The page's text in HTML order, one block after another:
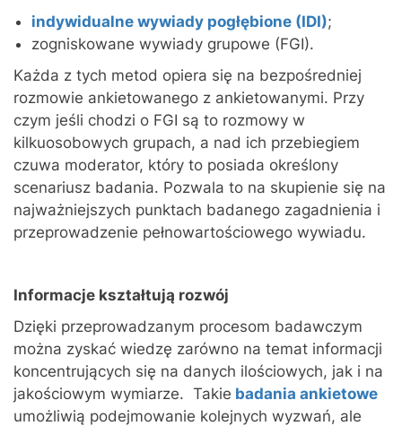
indywidualne wywiady pogłębione (IDI);
zogniskowane wywiady grupowe (FGI).
Każda z tych metod opiera się na bezpośredniej
rozmowie ankietowanego z ankietowanymi. Przy
czym jeśli chodzi o FGI są to rozmowy w
kilkuosobowych grupach, a nad ich przebiegiem
czuwa moderator, który to posiada określony
scenariusz badania. Pozwala to na skupienie się na
najważniejszych punktach badanego zagadnienia i
przeprowadzenie pełnowartościowego wywiadu.
Informacje kształtują rozwój
Dzięki przeprowadzanym procesom badawczym
można zyskać wiedzę zarówno na temat informacji
koncentrujących się na danych ilościowych, jak i na
jakościowym wymiarze. Takie badania ankietowe
umożliwią podejmowanie kolejnych wyzwań, ale